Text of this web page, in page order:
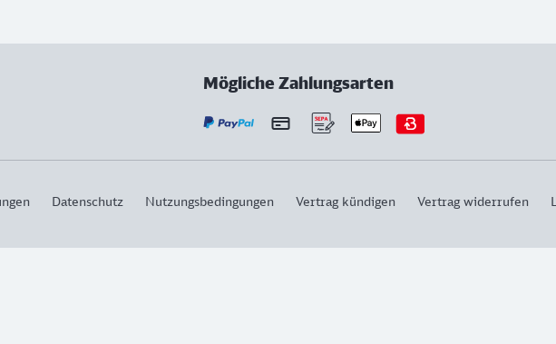
Mögliche Zahlungsarten
Datenschutz Nutzungsbedingungen Vertrag kündigen Vertrag widerrufen